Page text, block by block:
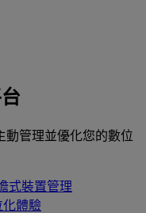
動管理並優化您的數位
式裝置管理
化體驗